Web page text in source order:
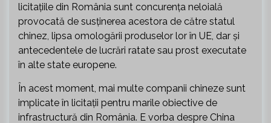
licitațiile din România sunt concurența neloială
provocată de susținerea acestora de către statul
chinez, lipsa omologării produselor lor în UE, dar și
antecedentele de lucrări ratate sau prost executate
în alte state europene.
În acest moment, mai multe companii chineze sunt
implicate în licitații pentru marile obiective de
infrastructură din România. E vorba despre China